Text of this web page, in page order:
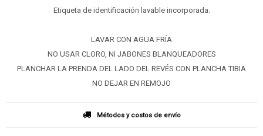
Etiqueta de identificación lavable incorporada.
LAVAR CON AGUA FRÍA
NO USAR CLORO, NI JABONES BLANQUEADORES
PLANCHAR LA PRENDA DEL LADO DEL REVÉS CON PLANCHA TIBIA
NO DEJAR EN REMOJO
Métodos y costos de envío